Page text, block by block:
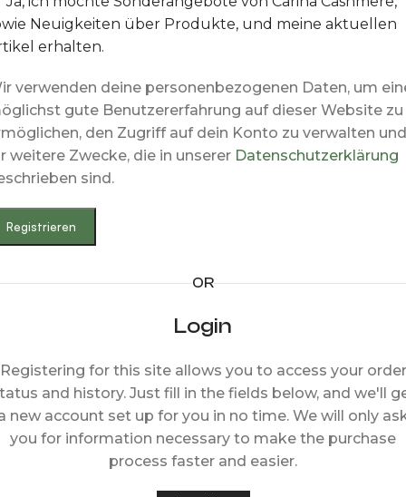
Neuigkeiten über Produkte, und meine aktuellen
erhalten.
verwenden deine personenbezogenen Daten, um
gute Benutzererfahrung auf dieser Website zu
den Zugriff auf dein Konto zu verwalten und
weitere Zwecke, die in unserer Datenschutzerklärung
sind.
Registrieren
OR
Login
Registering for this site allows you to access your order
and history. Just fill in the fields below, and we'll
new account set up for you in no time. We will only
you for information necessary to make the purchase
process faster and easier.